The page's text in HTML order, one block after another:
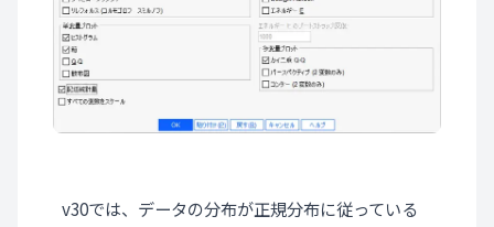
v30では、データの分布が正規分布に従っている